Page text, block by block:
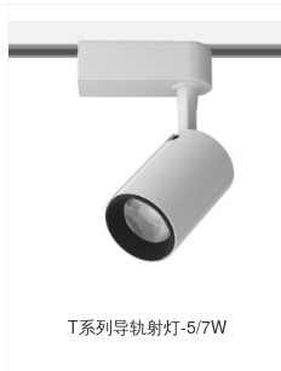
T系列导轨射灯-5/7W